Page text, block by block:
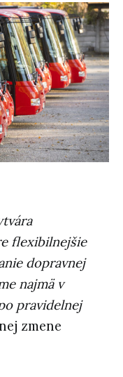
flexibilnejšie
dopravnej
najmä v
pravidelnej
zmene